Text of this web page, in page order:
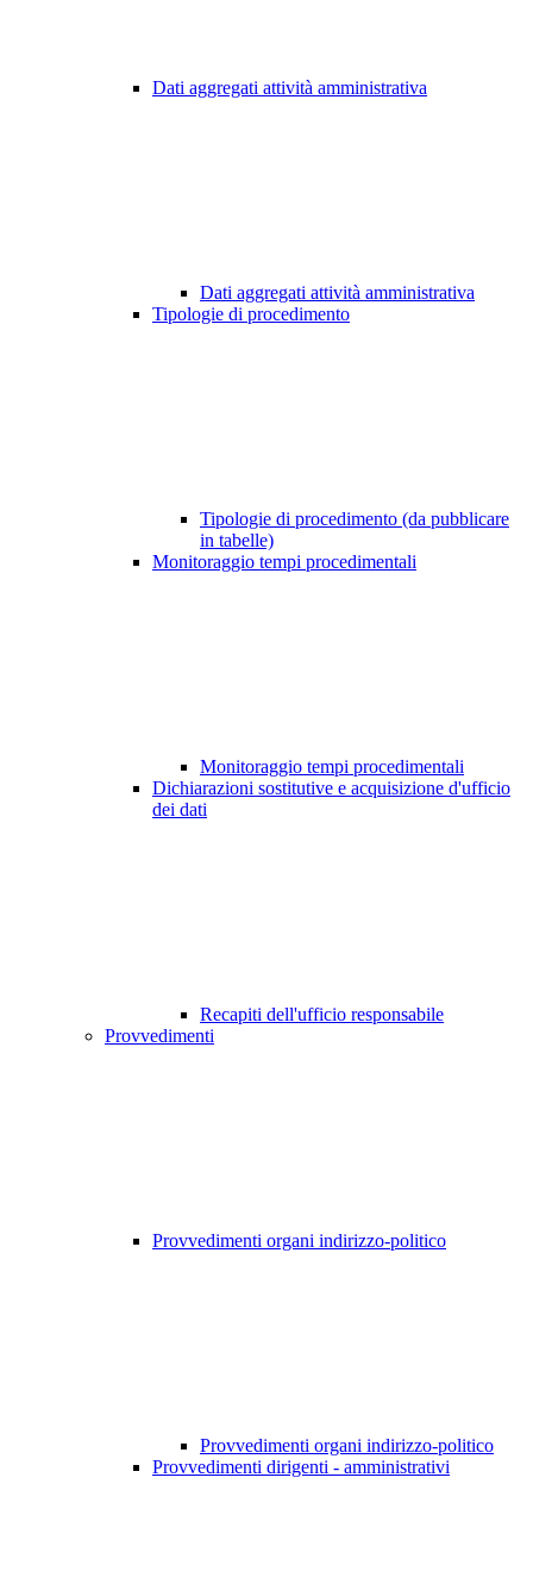
Dati aggregati attività amministrativa
Dati aggregati attività amministrativa
Tipologie di procedimento
Tipologie di procedimento (da pubblicare
in tabelle)
Monitoraggio tempi procedimentali
Monitoraggio tempi procedimentali
Dichiarazioni sostitutive e acquisizione d'ufficio
dei dati
Recapiti dell'ufficio responsabile
Provvedimenti
Provvedimenti organi indirizzo-politico
Provvedimenti organi indirizzo-politico
Provvedimenti dirigenti - amministrativi